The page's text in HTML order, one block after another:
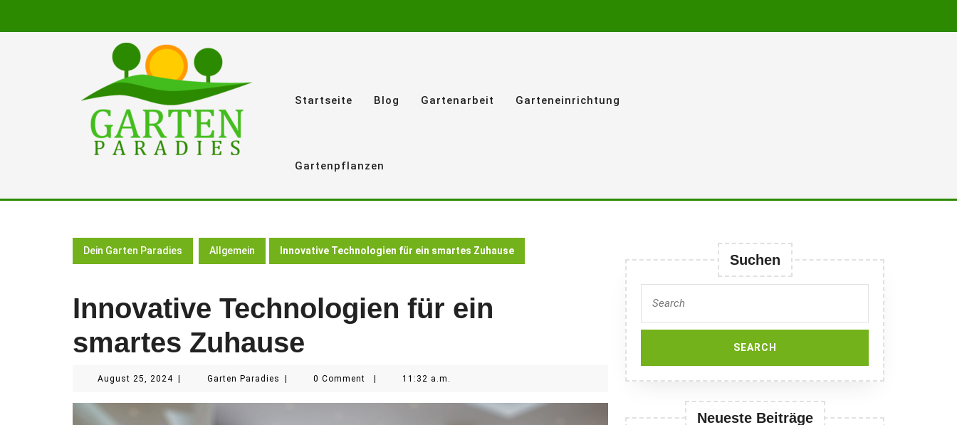
Startseite Blog Gartenarbeit Garteneinrichtung
Gartenpflanzen
Dein Garten Paradies Allgemein Innovative Technologien für ein smartes Zuhause
Innovative Technologien für ein
smartes Zuhause
August 25, 2024August
2024
Garten Paradies Garten
0 Comment 11:32 a.m.
Suchen
for:
Neueste Beiträge